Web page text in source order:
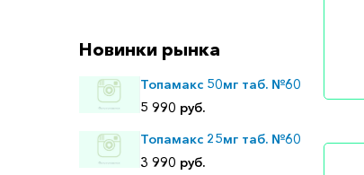
Новинки рынка
Топамакс 50мг таб. №60
5 990 руб.
Топамакс 25мг таб. №60
3 990 руб.